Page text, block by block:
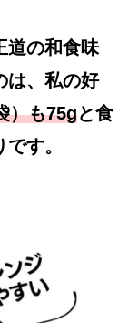
道の和食味
は、私の好
）も75gと食
す。